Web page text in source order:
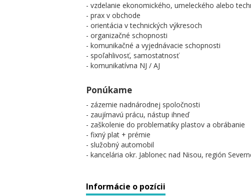
- vzdelanie ekonomického, umeleckého alebo
- prax v obchode
- orientácia v technických výkresoch
- organizačné schopnosti
- komunikačné a vyjednávacie schopnosti
- spoľahlivosť, samostatnosť
- komunikatívna NJ / AJ
Ponúkame
- zázemie nadnárodnej spoločnosti
- zaujímavú prácu, nástup ihneď
- zaškolenie do problematiky plastov a obrábanie
- fixný plat + prémie
- služobný automobil
- kancelária okr. Jablonec nad Nisou, región
Informácie o pozícii